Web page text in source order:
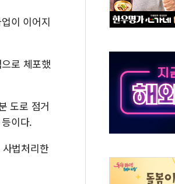
일째…온열질환·가축 피해 최소화 '총력 대응'
실 개표소 시위 '62일째'..."대부분 여기서 상주"
대경보 확대…온열질환자 2665명·사망 23명
지만, 반도체 두 종목에 코스피 '휘청'
해상 단거리 탄도미사일 발사
이 이어지
로 체포했
도로 점거
이다.
법처리한